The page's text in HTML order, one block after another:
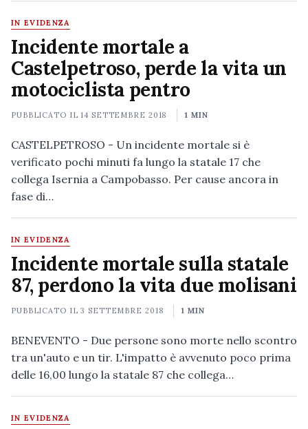
IN EVIDENZA
Incidente mortale a
Castelpetroso, perde la vita un
motociclista pentro
PUBBLICATO IL14 SETTEMBRE 2018 1 MIN
CASTELPETROSO - Un incidente mortale si è
verificato pochi minuti fa lungo la statale 17 che
collega Isernia a Campobasso. Per cause ancora in
fase di…
IN EVIDENZA
Incidente mortale sulla statale
87, perdono la vita due molisani
PUBBLICATO IL3 SETTEMBRE 2018 1 MIN
BENEVENTO - Due persone sono morte nello scontro
tra un'auto e un tir. L'impatto è avvenuto poco prima
delle 16,00 lungo la statale 87 che collega…
IN EVIDENZA